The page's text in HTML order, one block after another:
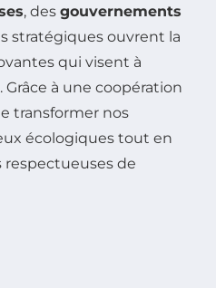
, des gouvernements
stratégiques ouvrent la
qui visent à
à une coopération
transformer nos
écologiques tout en
respectueuses de